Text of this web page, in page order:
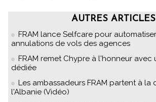
AUTRES ARTICLES
FRAM lance Selfcare pour
annulations de vols des agences
FRAM remet Chypre à l'honneur avec
dédiée
Les ambassadeurs FRAM partent à
l'Albanie (Vidéo)